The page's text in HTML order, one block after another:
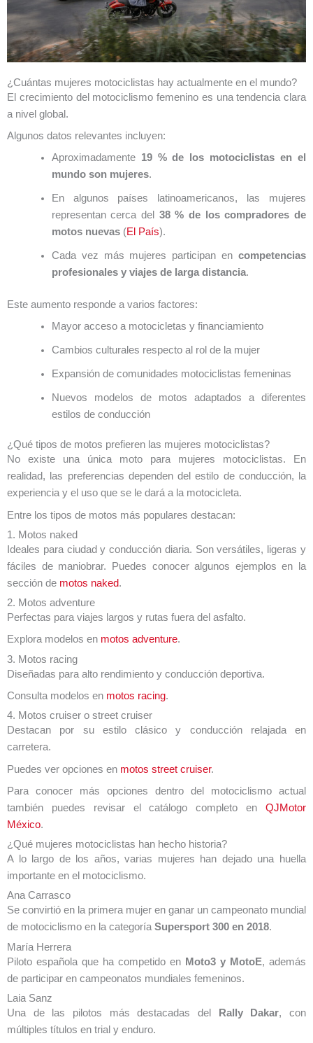
¿Cuántas mujeres motociclistas hay actualmente en el mundo?
El crecimiento del motociclismo femenino es una tendencia clara
a nivel global.
Algunos datos relevantes incluyen:
Aproximadamente 19 % de los motociclistas en el
mundo son mujeres.
En algunos países latinoamericanos, las mujeres
representan cerca del 38 % de los compradores de
motos nuevas(El País).
Cada vez más mujeres participan en competencias
profesionales y viajes de larga distancia.
Este aumento responde a varios factores:
Mayor acceso a motocicletas y financiamiento
Cambios culturales respecto al rol de la mujer
Expansión de comunidades motociclistas femeninas
Nuevos modelos de motos adaptados a diferentes
estilos de conducción
¿Qué tipos de motos prefieren las mujeres motociclistas?
No existe una única moto para mujeres motociclistas. En
realidad, las preferencias dependen del estilo de conducción, la
experiencia y el uso que se le dará a la motocicleta.
Entre los tipos de motos más populares destacan:
1. Motos naked
Ideales para ciudad y conducción diaria. Son versátiles, ligeras y
fáciles de maniobrar. Puedes conocer algunos ejemplos en la
sección de motos naked.
2. Motos adventure
Perfectas para viajes largos y rutas fuera del asfalto.
Explora modelos en motos adventure.
3. Motos racing
Diseñadas para alto rendimiento y conducción deportiva.
Consulta modelos en motos racing.
4. Motos cruiser o street cruiser
Destacan por su estilo clásico y conducción relajada en
carretera.
Puedes ver opciones en motos street cruiser.
Para conocer más opciones dentro del motociclismo actual
también puedes revisar el catálogo completo en QJMotor
México.
¿Qué mujeres motociclistas han hecho historia?
A lo largo de los años, varias mujeres han dejado una huella
importante en el motociclismo.
Ana Carrasco
Se convirtió en la primera mujer en ganar un campeonato mundial
de motociclismo en la categoríaSupersport 300 en 2018.
María Herrera
Piloto española que ha competido en Moto3 y MotoE, además
de participar en campeonatos mundiales femeninos.
Laia Sanz
Una de las pilotos más destacadas del
Rally Dakar, con
múltiples títulos en trial y enduro.